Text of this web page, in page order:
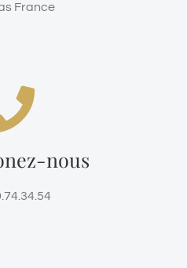
France
nous
pour répondre
de Page